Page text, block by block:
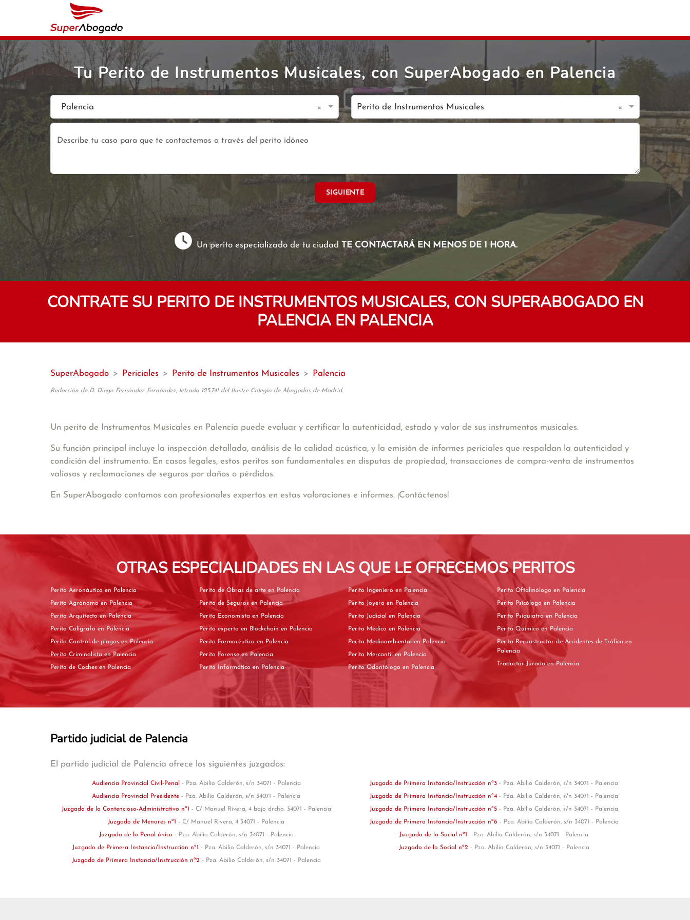
Tu Perito de Instrumentos Musicales, con SuperAbogado en Palencia
Palencia × Perito de Instrumentos Musicales ×
SIGUIENTE
Un perito especializado de tu ciudad TE CONTACTARÁ EN MENOS DE 1 HORA.
CONTRATE SU PERITO DE INSTRUMENTOS MUSICALES, CON SUPERABOGADO EN
PALENCIA EN PALENCIA
SuperAbogado > Periciales > Perito de Instrumentos Musicales > Palencia
Redacción de D. Diego Fernández Fernández, letrado 125.741 del Ilustre Colegio de Abogados de Madrid.
Un perito de Instrumentos Musicales en Palencia puede evaluar y certificar la autenticidad, estado y valor de sus instrumentos musicales.
Su función principal incluye la inspección detallada, análisis de la calidad acústica, y la emisión de informes periciales que respaldan la autenticidad y
condición del instrumento. En casos legales, estos peritos son fundamentales en disputas de propiedad, transacciones de compra-venta de instrumentos
valiosos y reclamaciones de seguros por daños o pérdidas.
En SuperAbogado contamos con profesionales expertos en estas valoraciones e informes. ¡Contáctenos!
OTRAS ESPECIALIDADES EN LAS QUE LE OFRECEMOS PERITOS
Perito Aeronáutico en Palencia
Perito Agrónomo en Palencia
Perito Arquitecto en Palencia
Perito Calígrafo en Palencia
Perito Control de plagas en Palencia
Perito Criminalista en Palencia
Perito de Coches en Palencia
Perito de Obras de arte en Palencia
Perito de Seguros en Palencia
Perito Economista en Palencia
Perito experto en Blockchain en Palencia
Perito Farmacéutico en Palencia
Perito Forense en Palencia
Perito Informático en Palencia
Perito Ingeniero en Palencia
Perito Joyero en Palencia
Perito Judicial en Palencia
Perito Médico en Palencia
Perito Medioambiental en Palencia
Perito Mercantil en Palencia
Perito Odontólogo en Palencia
Perito Oftalmólogo en Palencia
Perito Psicólogo en Palencia
Perito Psiquiatra en Palencia
Perito Químico en Palencia
Perito Reconstructor de Accidentes de Tráfico en
Palencia
Traductor Jurado en Palencia
Partido judicial de Palencia
El partido judicial de Palencia ofrece los siguientes juzgados:
Audiencia Provincial Civil-Penal - Pza. Abilio Calderón, s/n 34071 - Palencia
Audiencia Provincial Presidente - Pza. Abilio Calderón, s/n 34071 - Palencia
Juzgado de lo Contencioso-Administrativo nº1 - C/ Manuel Rivera, 4 bajo drcha. 34071 - Palencia
Juzgado de Menores nº1 - C/ Manuel Rivera, 4 34071 - Palencia
Juzgado de lo Penal único - Pza. Abilio Calderón, s/n 34071 - Palencia
Juzgado de Primera Instancia/Instrucción nº1 - Pza. Abilio Calderón, s/n 34071 - Palencia
Juzgado de Primera Instancia/Instrucción nº2 - Pza. Abilio Calderón, s/n 34071 - Palencia
Juzgado de Primera Instancia/Instrucción nº3 - Pza. Abilio Calderón, s/n 34071 - Palencia
Juzgado de Primera Instancia/Instrucción nº4 - Pza. Abilio Calderón, s/n 34071 - Palencia
Juzgado de Primera Instancia/Instrucción nº5 - Pza. Abilio Calderón, s/n 34071 - Palencia
Juzgado de Primera Instancia/Instrucción nº6 - Pza. Abilio Calderón, s/n 34071 - Palencia
Juzgado de lo Social nº1 - Pza. Abilio Calderón, s/n 34071 - Palencia
Juzgado de lo Social nº2 - Pza. Abilio Calderón, s/n 34071 - Palencia